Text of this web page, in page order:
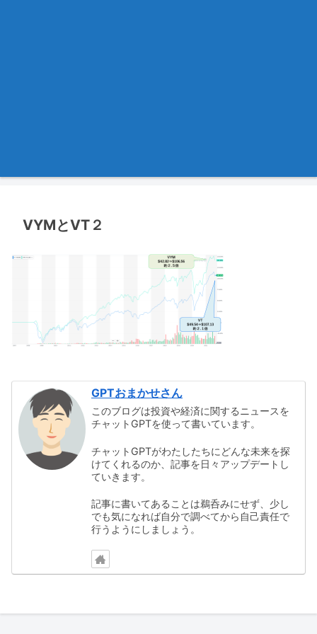
VYMとVT２
GPTおまかせさん
このブログは投資や経済に関するニュースを
チャットGPTを使って書いています。
チャットGPTがわたしたちにどんな未来を探
けてくれるのか、記事を日々アップデートし
ていきます。
記事に書いてあることは鵜呑みにせず、少し
でも気になれば自分で調べてから自己責任で
行うようにしましょう。